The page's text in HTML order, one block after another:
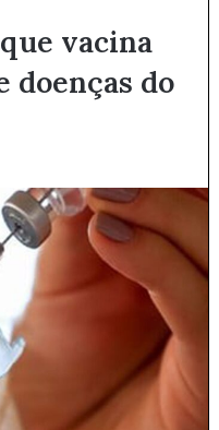
vacina
doenças do